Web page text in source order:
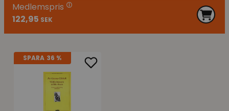
Medlemspris
122,95 SEK
SPARA 36 %